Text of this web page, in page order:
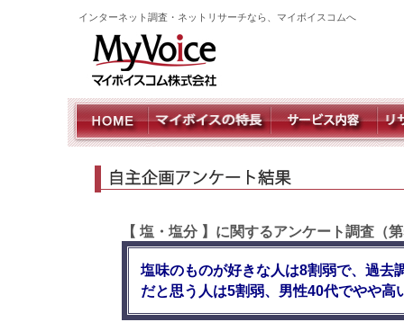
インターネット調査・ネットリサーチなら、マイボイスコムへ
【 塩・塩分 】に関するアンケート調査（
塩味のものが好きな人は8割弱で、過去
だと思う人は5割弱、男性40代でやや高